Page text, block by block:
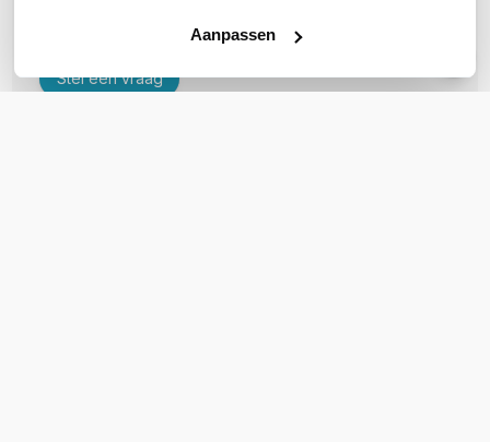
Aanpassen
Geen vragen gevonden
Stel een vraag